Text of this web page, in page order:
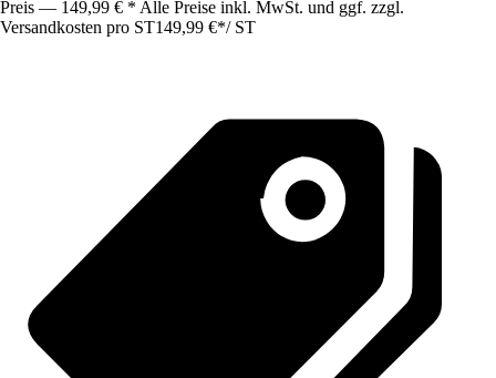
Preis — 149,99 € * Alle Preise inkl. MwSt. und ggf. zzgl.
Versandkosten pro ST149,99 €*/ ST